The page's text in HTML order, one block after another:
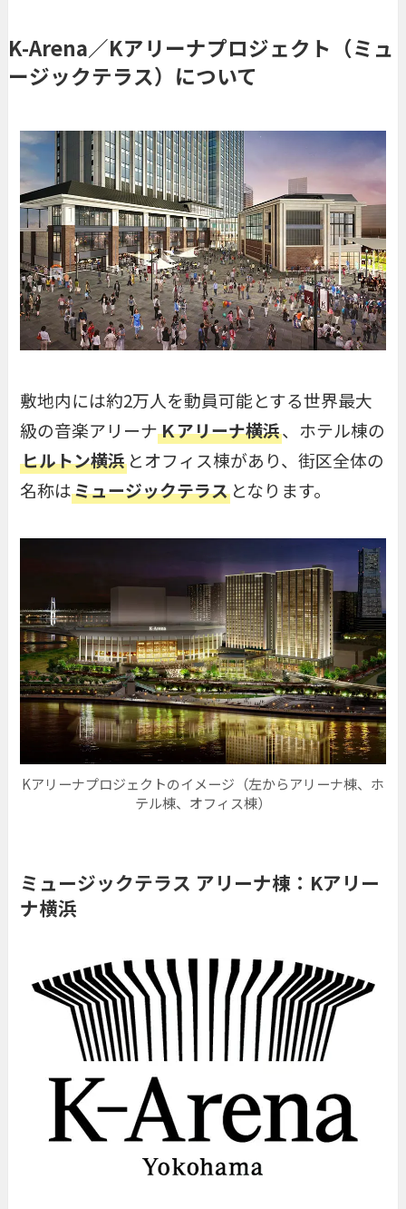
K-Arena／Kアリーナプロジェクト（ミュ
ージックテラス）について
敷地内には約2万人を動員可能とする世界最大
級の音楽アリーナＫアリーナ横浜、ホテル棟の
ヒルトン横浜 とオフィス棟があり、街区全体の
名称はミュージックテラス となります。
Kアリーナプロジェクトのイメージ（左からアリーナ棟、ホ
テル棟、オフィス棟）
ミュージックテラス アリーナ棟：Kアリー
ナ横浜